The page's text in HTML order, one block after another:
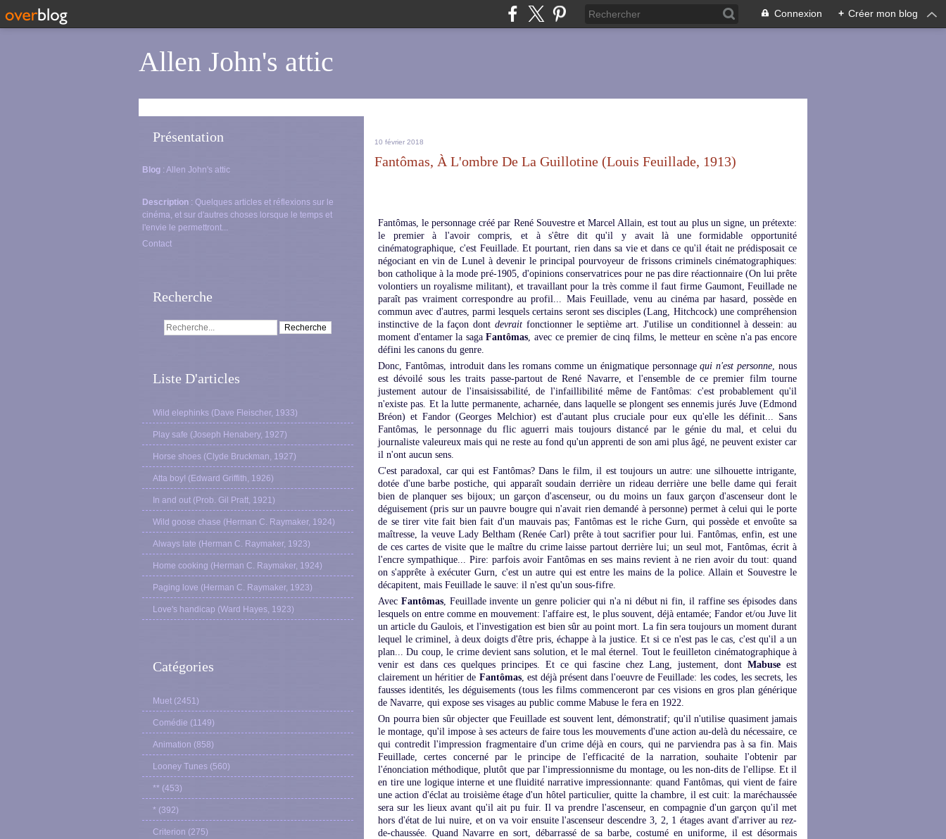
Connexion + Créer mon blog
Allen John's attic
Présentation
Blog : Allen John's attic
Description : Quelques articles et réflexions sur le
cinéma, et sur d'autres choses lorsque le temps et
l'envie le permettront...
Contact
Recherche
Liste D'articles
Wild elephinks (Dave Fleischer, 1933)
Play safe (Joseph Henabery, 1927)
Horse shoes (Clyde Bruckman, 1927)
Atta boy! (Edward Griffith, 1926)
In and out (Prob. Gil Pratt, 1921)
Wild goose chase (Herman C. Raymaker, 1924)
Always late (Herman C. Raymaker, 1923)
Home cooking (Herman C. Raymaker, 1924)
Paging love (Herman C. Raymaker, 1923)
Love's handicap (Ward Hayes, 1923)
Catégories
Muet (2451)
Comédie (1149)
Animation (858)
Looney Tunes (560)
** (453)
* (392)
Criterion (275)
10 février 2018
Fantômas, À L'ombre De La Guillotine (Louis Feuillade, 1913)
Fantômas, le personnage créé par René Souvestre et Marcel Allain, est tout au plus un signe, un prétexte:
le premier à l'avoir compris, et à s'être dit qu'il y avait là une formidable opportunité
cinématographique, c'est Feuillade. Et pourtant, rien dans sa vie et dans ce qu'il était ne prédisposait ce
négociant en vin de Lunel à devenir le principal pourvoyeur de frissons criminels cinématographiques:
bon catholique à la mode pré-1905, d'opinions conservatrices pour ne pas dire réactionnaire (On lui prête
volontiers un royalisme militant), et travaillant pour la très comme il faut firme Gaumont, Feuillade ne
paraît pas vraiment correspondre au profil... Mais Feuillade, venu au cinéma par hasard, possède en
commun avec d'autres, parmi lesquels certains seront ses disciples (Lang, Hitchcock) une compréhension
instinctive de la façon dont devrait fonctionner le septième art. J'utilise un conditionnel à dessein: au
moment d'entamer la sagaFantômas, avec ce premier de cinq films, le metteur en scène n'a pas encore
défini les canons du genre.
Donc, Fantômas, introduit dans les romans comme un énigmatique personnagequi n'est personne, nous
est dévoilé sous les traits passe-partout de René Navarre, et l'ensemble de ce premier film tourne
justement autour de l'insaisissabilité, de l'infaillibilité même de Fantômas: c'est probablement qu'il
n'existe pas. Et la lutte permanente, acharnée, dans laquelle se plongent ses ennemis jurés Juve (Edmond
Bréon) et Fandor (Georges Melchior) est d'autant plus cruciale pour eux qu'elle les définit... Sans
Fantômas, le personnage du flic aguerri mais toujours distancé par le génie du mal, et celui du
journaliste valeureux mais qui ne reste au fond qu'un apprenti de son ami plus âgé, ne peuvent exister car
il n'ont aucun sens.
C'est paradoxal, car qui est Fantômas? Dans le film, il est toujours un autre: une silhouette intrigante,
dotée d'une barbe postiche, qui apparaît soudain derrière un rideau derrière une belle dame qui ferait
bien de planquer ses bijoux; un garçon d'ascenseur, ou du moins un faux garçon d'ascenseur dont le
déguisement (pris sur un pauvre bougre qui n'avait rien demandé à personne) permet à celui qui le porte
de se tirer vite fait bien fait d'un mauvais pas; Fantômas est le riche Gurn, qui possède et envoûte sa
maîtresse, la veuve Lady Beltham (Renée Carl) prête à tout sacrifier pour lui. Fantômas, enfin, est une
de ces cartes de visite que le maître du crime laisse partout derrière lui; un seul mot, Fantômas, écrit à
l'encre sympathique... Pire: parfois avoir Fantômas en ses mains revient à ne rien avoir du tout: quand
on s'apprête à exécuter Gurn, c'est un autre qui est entre les mains de la police. Allain et Souvestre le
décapitent, mais Feuillade le sauve: il n'est qu'un sous-fifre.
Avec Fantômas, Feuillade invente un genre policier qui n'a ni début ni fin, il raffine ses épisodes dans
lesquels on entre comme en mouvement: l'affaire est, le plus souvent, déjà entamée; Fandor et/ou Juve lit
un article du Gaulois, et l'investigation est bien sûr au point mort. La fin sera toujours un moment durant
lequel le criminel, à deux doigts d'être pris, échappe à la justice. Et si ce n'est pas le cas, c'est qu'il a un
plan... Du coup, le crime devient sans solution, et le mal éternel. Tout le feuilleton cinématographique à
venir est dans ces quelques principes. Et ce qui fascine chez Lang, justement, dont Mabuse est
clairement un héritier de Fantômas, est déjà présent dans l'oeuvre de Feuillade: les codes, les secrets, les
fausses identités, les déguisements (tous les films commenceront par ces visions en gros plan générique
de Navarre, qui expose ses visages au public comme Mabuse le fera en 1922.
On pourra bien sûr objecter que Feuillade est souvent lent, démonstratif; qu'il n'utilise quasiment jamais
le montage, qu'il impose à ses acteurs de faire tous les mouvements d'une action au-delà du nécessaire, ce
qui contredit l'impression fragmentaire d'un crime déjà en cours, qui ne parviendra pas à sa fin. Mais
Feuillade, certes concerné par le principe de l'efficacité de la narration, souhaite l'obtenir par
l'énonciation méthodique, plutôt que par l'impressionnisme du montage, ou les non-dits de l'ellipse. Et il
en tire une logique interne et une fluidité narrative impressionnante: quand Fantômas, qui vient de faire
une action d'éclat au troisième étage d'un hôtel particulier, quitte la chambre, il est cuit: la maréchaussée
sera sur les lieux avant qu'il ait pu fuir. Il va prendre l'ascenseur, en compagnie d'un garçon qu'il met
hors d'état de lui nuire, et on va voir ensuite l'ascenseur descendre 3, 2, 1 étages avant d'arriver au rez-
de-chaussée. Quand Navarre en sort, débarrassé de sa barbe, costumé en uniforme, il est désormais